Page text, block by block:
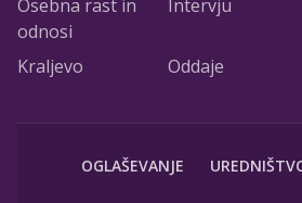
Osebna rast in
odnosi
Intervju
Kraljevo Oddaje
OGLAŠEVANJE